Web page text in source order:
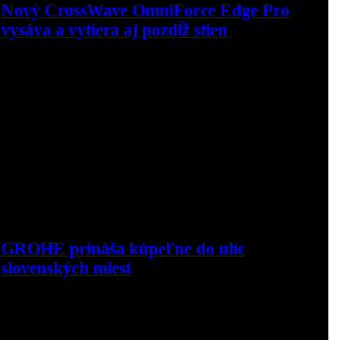
Nový CrossWave OmniForce Edge Pro
vysáva a vytiera aj pozdĺž stien
GROHE prináša kúpeľne do ulíc
slovenských miest